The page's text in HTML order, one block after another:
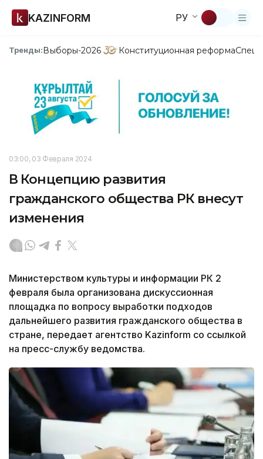
KAZINFORM РУ
Тренды:Выборы-2026 Конституционная реформа
03:00, 03 Февраля 2024
В Концепцию развития
гражданского общества РК внесут
изменения
Министерством культуры и информации РК 2
февраля была организована дискуссионная
площадка по вопросу выработки подходов
дальнейшего развития гражданского общества в
стране, передает агентство Kazinform со ссылкой
на пресс-службу ведомства.